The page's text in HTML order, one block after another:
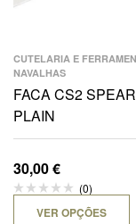
CUTELARIA E
NAVALHAS
FACA CS2
PLAIN
30,00€
(0)
VER OPÇÕES